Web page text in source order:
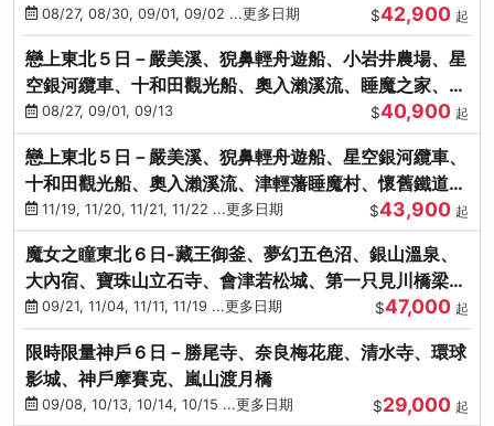
川輕舟、螃蟹御膳
08/27, 08/30, 09/01, 09/02 ...更多日期 $42,900 起
戀上東北５日－嚴美溪、猊鼻輕舟遊船、小岩井農場、星
空銀河纜車、十和田觀光船、奧入瀨溪流、睡魔之家、朱
紅社殿（仙台／青森）
08/27, 09/01, 09/13 $40,900 起
戀上東北５日－嚴美溪、猊鼻輕舟遊船、星空銀河纜車、
十和田觀光船、奧入瀨溪流、津輕藩睡魔村、懷舊鐵道
（青森／仙台）
11/19, 11/20, 11/21, 11/22 ...更多日期 $43,900 起
魔女之瞳東北６日-藏王御釜、夢幻五色沼、銀山溫泉、
大內宿、寶珠山立石寺、會津若松城、第一只見川橋梁、
燒肉吃到飽
09/21, 11/04, 11/11, 11/19 ...更多日期 $47,000 起
限時限量神戶６日－勝尾寺、奈良梅花鹿、清水寺、環球
影城、神戶摩賽克、嵐山渡月橋
09/08, 10/13, 10/14, 10/15 ...更多日期 $29,000 起